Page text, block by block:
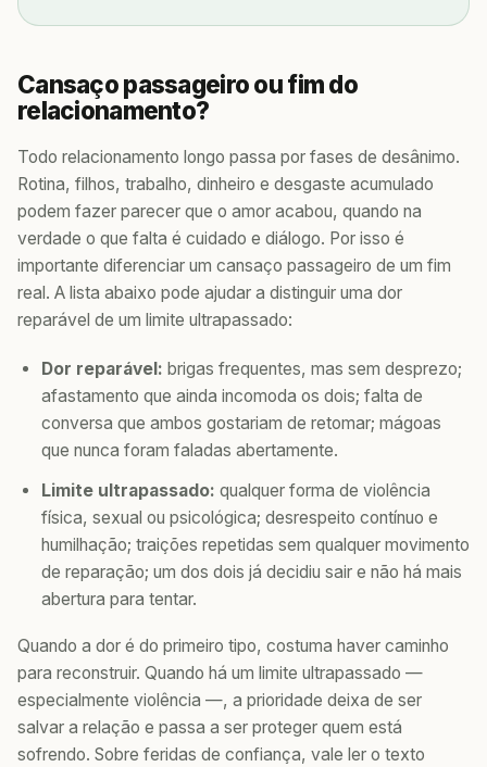
Cansaço passageiro ou fim do
relacionamento?
Todo relacionamento longo passa por fases de desânimo.
Rotina, filhos, trabalho, dinheiro e desgaste acumulado
podem fazer parecer que o amor acabou, quando na
verdade o que falta é cuidado e diálogo. Por isso é
importante diferenciar um cansaço passageiro de um fim
real. A lista abaixo pode ajudar a distinguir uma dor
reparável de um limite ultrapassado:
Dor reparável: brigas frequentes, mas sem desprezo;
afastamento que ainda incomoda os dois; falta de
conversa que ambos gostariam de retomar; mágoas
que nunca foram faladas abertamente.
Limite ultrapassado: qualquer forma de violência
física, sexual ou psicológica; desrespeito contínuo e
humilhação; traições repetidas sem qualquer movimento
de reparação; um dos dois já decidiu sair e não há mais
abertura para tentar.
Quando a dor é do primeiro tipo, costuma haver caminho
para reconstruir. Quando há um limite ultrapassado —
especialmente violência —, a prioridade deixa de ser
salvar a relação e passa a ser proteger quem está
sofrendo. Sobre feridas de confiança, vale ler o texto